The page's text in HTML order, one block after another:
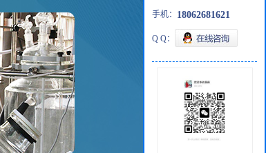
手机： 18062681621
Q Q：